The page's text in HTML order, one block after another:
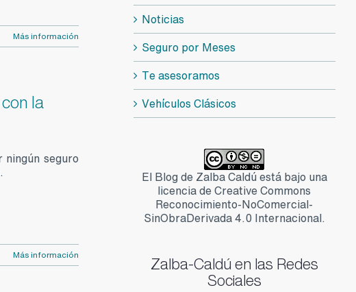
Más información
la
seguro
Más información
Noticias
Seguro por Meses
Te asesoramos
Vehículos Clásicos
El Blog de Zalba Caldú está bajo una
licencia de Creative Commons
Reconocimiento-NoComercial-
SinObraDerivada 4.0 Internacional.
Zalba-Caldú en las Redes
Sociales